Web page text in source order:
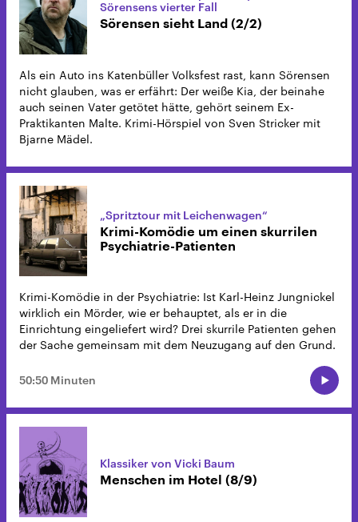
Sörensens vierter Fall
Sörensen sieht Land (2/2)
Als ein Auto ins Katenbüller Volksfest rast, kann Sörensen
nicht glauben, was er erfährt: Der weiße Kia, der beinahe
auch seinen Vater getötet hätte, gehört seinem Ex-
Praktikanten Malte. Krimi-Hörspiel von Sven Stricker mit
Bjarne Mädel.
„Spritztour mit Leichenwagen“
Krimi-Komödie um einen skurrilen
Psychiatrie-Patienten
Krimi-Komödie in der Psychiatrie: Ist Karl-Heinz Jungnickel
wirklich ein Mörder, wie er behauptet, als er in die
Einrichtung eingeliefert wird? Drei skurrile Patienten gehen
der Sache gemeinsam mit dem Neuzugang auf den Grund.
50:50 Minuten
Klassiker von Vicki Baum
Menschen im Hotel (8/9)